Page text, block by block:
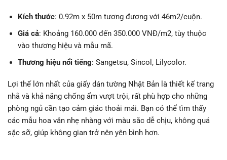
Kích thước: 0.92m x 50m tương đương với 46m2/cuộn.
Giá cả: Khoảng 160.000 đến 350.000 VNĐ/m2, tùy thuộc
vào thương hiệu và mẫu mã.
Thương hiệu nổi tiếng: Sangetsu, Sincol, Lilycolor.
Lợi thế lớn nhất của giấy dán tường Nhật Bản là thiết kế trang
nhã và khả năng chống ẩm vượt trội, rất phù hợp cho những
phòng ngủ cần tạo cảm giác thoải mái. Bạn có thể tìm thấy
các mẫu hoa văn nhẹ nhàng với màu sắc dễ chịu, không quá
sặc sỡ, giúp không gian trở nên yên bình hơn.